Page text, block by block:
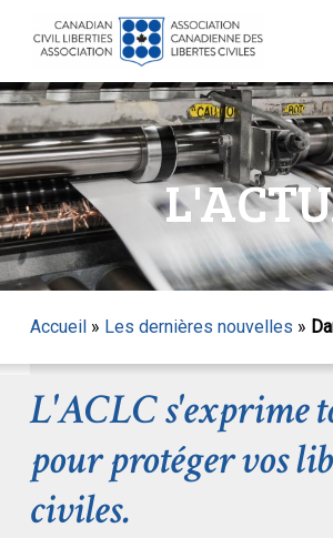
content
Accueil» Les dernières nouvelles »
L'ACLC s'exprime
pour protéger vos
civiles.